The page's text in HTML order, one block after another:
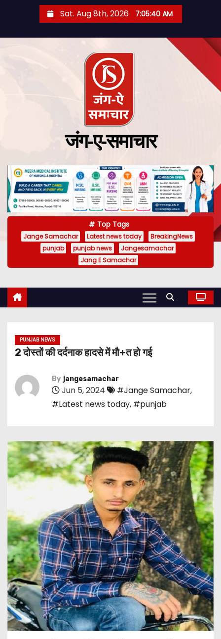
Sat. Aug 8th, 2026 7:05:41 AM
जंग-ए-समाचार
Top Tags
Jange Samachar Latest news today
BreakingNews
punjab
punjab news
Jangesamachar
Jang E Samachar
PUNJAB NEWS
2 दोस्तों की दर्दनाक हादसे में मौ+त हो गई
By jangesamachar
Jun 5, 2024 #Jange Samachar,
#Latest news today, #punjab